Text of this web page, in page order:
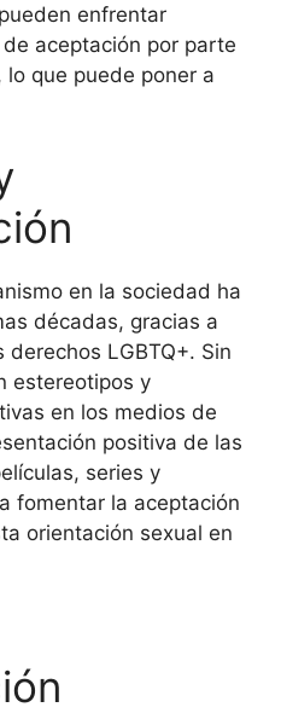
enfrentar
aceptación por parte
que puede poner a
en la sociedad ha
décadas, gracias a
LGBTQ+. Sin
estereotipos y
en los medios de
positiva de las
series y
fomentar la aceptación
orientación sexual en